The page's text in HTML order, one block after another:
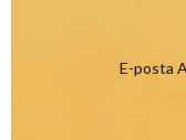
E-posta